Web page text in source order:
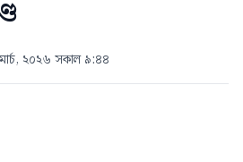
২০২৬ সকাল ৯:৪৪